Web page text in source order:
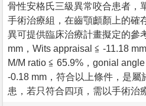
骨性安格氏三級異常咬合患者，
手術治療組，在齒顎顱顏上的確
異可提供臨床治療計畫擬定的參
mm，Wits appraisal ≦ -11.18
M/M ratio ≦ 65.9%，gonial
-0.18 mm，符合以上條件，是屬
患，若只符合四項，需以手術治